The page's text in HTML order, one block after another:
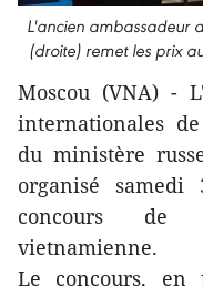
L'ancien ambassadeur
(droite) remet les prix
Moscou (VNA) -
internationales
du ministère
organisé
concours de
vietnamienne.
Le concours,